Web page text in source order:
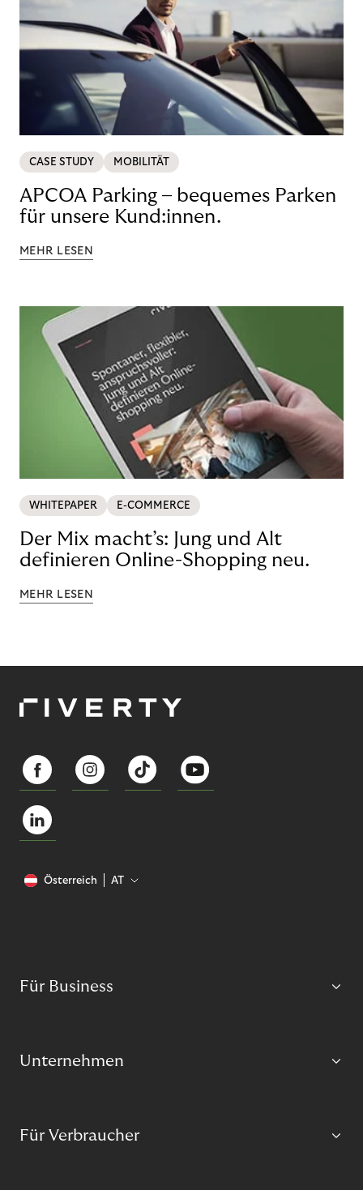
CASE STUDY MOBILITÄT
APCOA Parking – bequemes Parken
für unsere Kund:innen.
MEHR LESEN
WHITEPAPER E-COMMERCE
Der Mix macht’s: Jung und Alt
definieren Online-Shopping neu.
MEHR LESEN
Österreich AT
Für Business
Unternehmen
Für Verbraucher